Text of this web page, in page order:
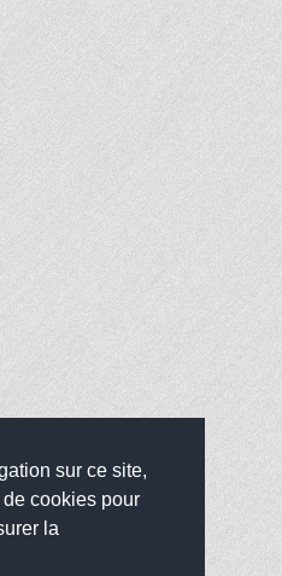
sur ce site,
cookies pour
la